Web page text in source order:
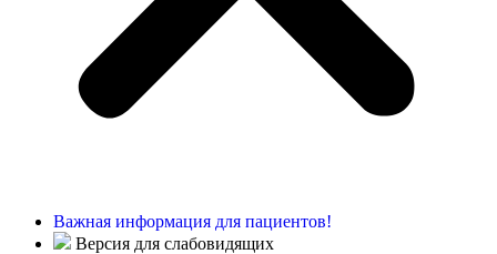
Важная информация для пациентов!
Версия для слабовидящих